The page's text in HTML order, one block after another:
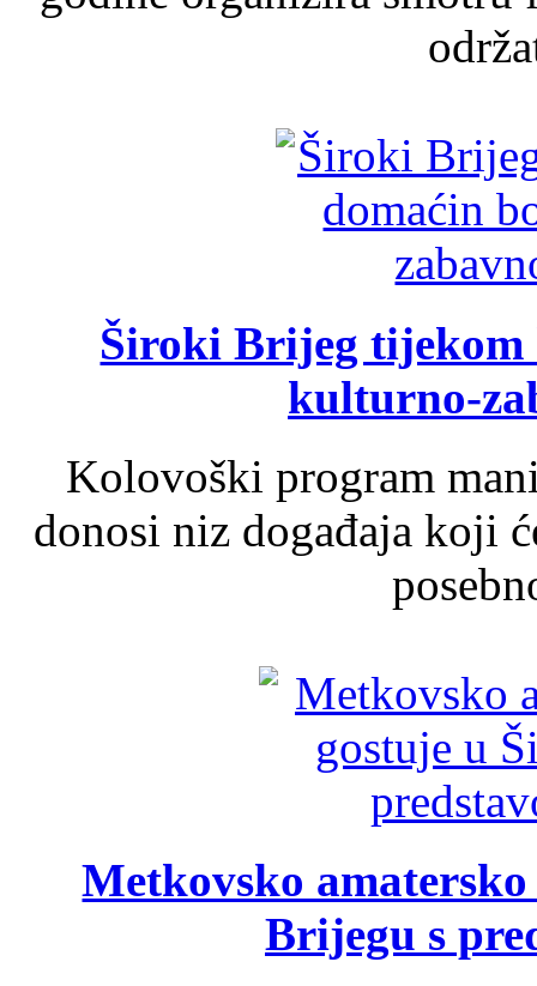
Široki Brijeg tijekom
kulturno-
Kolovoški program
donosi niz događaja koji
Metkovsko
Brijegu s